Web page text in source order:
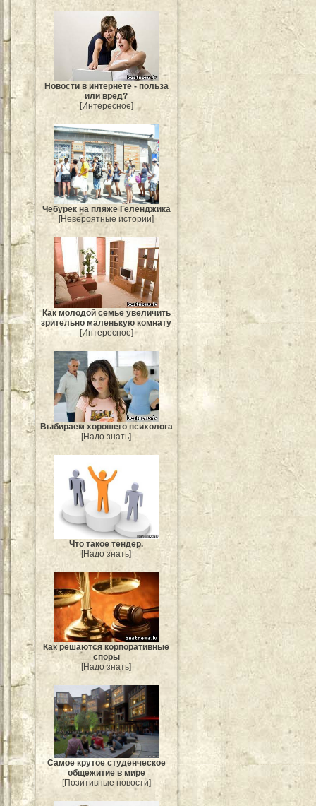
Новости в интернете - польза
или вред?
[Интересное]
Чебурек на пляже Геленджика
[Невероятные истории]
Как молодой семье увеличить
зрительно маленькую комнату
[Интересное]
Выбираем хорошего психолога
[Надо знать]
Что такое тендер.
[Надо знать]
Как решаются корпоративные
споры
[Надо знать]
Самое крутое студенческое
общежитие в мире
[Позитивные новости]